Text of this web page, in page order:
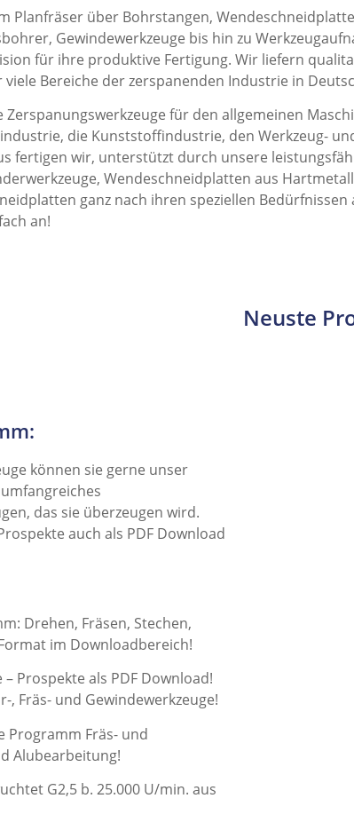
Planfräser über Bohrstangen,
Gewindewerkzeuge bis hin zu
für ihre produktive Fertigung. Wir liefern
viele Bereiche der zerspanenden Industrie in
Zerspanungswerkzeuge für den allgemeinen
die Kunststoffindustrie, den Werkzeug-
fertigen wir, unterstützt durch unsere
Wendeschneidplatten aus
ganz nach ihren speziellen
an!
können sie gerne unser
das sie überzeugen wird.
auch als PDF Download
Drehen, Fräsen, Stechen,
im Downloadbereich!
Prospekte als PDF Download!
Fräs- und Gewindewerkzeuge!
Programm Fräs- und
Alubearbeitung!
G2,5 b. 25.000 U/min. aus
Neuste